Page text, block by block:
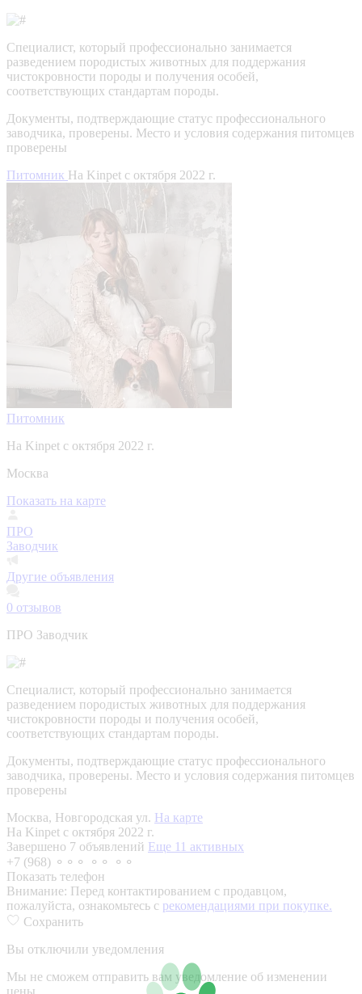
Специалист, который профессионально занимается
разведением породистых животных для поддержания
чистокровности породы и получения особей,
соответствующих стандартам породы.
Документы, подтверждающие статус профессионального
заводчика, проверены. Место и условия содержания питомцев
проверены
Питомник На Kinpet c октября 2022 г.
Питомник
На Kinpet c октября 2022 г.
Москва
Показать на карте
ПРО
Заводчик
Другие объявления
0 отзывов
ПРО Заводчик
Специалист, который профессионально занимается
разведением породистых животных для поддержания
чистокровности породы и получения особей,
соответствующих стандартам породы.
Документы, подтверждающие статус профессионального
заводчика, проверены. Место и условия содержания питомцев
проверены
Москва, Новгородская ул. На карте
На Kinpet c октября 2022 г.
Завершено 7 объявлений Еще 11 активных
+7 (968) ⚬⚬⚬ ⚬⚬ ⚬⚬
Показать телефон
Внимание: Перед контактированием с продавцом,
пожалуйста, ознакомьтесь с рекомендациями при покупке.
Сохранить
Вы отключили уведомления
Мы не сможем отправить вам уведомление об изменении
цены